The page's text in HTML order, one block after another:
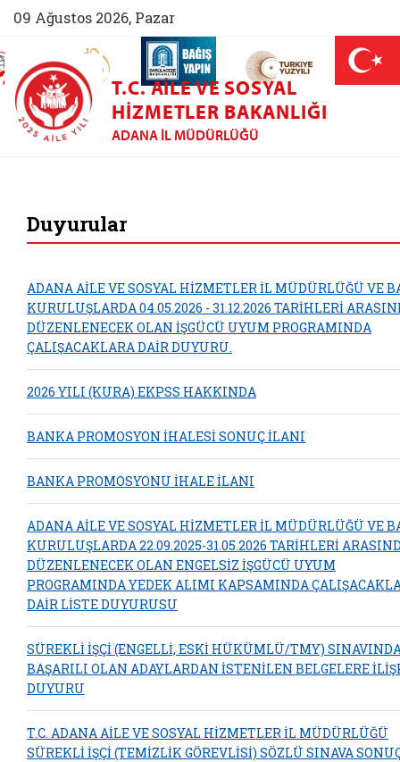
09 Ağustos 2026, Pazar
(yeni sekmede açılır)
AİLEM İletişim Merkezi (yeni sekmede açılır)
Aile ve Nüfus On Yılı (yeni sekmede açılır)
Darülaceze bağış sayfası (yeni
T.C. AILE VE SOSYAL
HIZMETLER BAKANLIĞI
ADANA İL MÜDÜRLÜĞÜ
Duyurular
ADANA AİLE VE SOSYAL HİZMETLER İL MÜDÜRLÜĞÜ VE
KURULUŞLARDA 04.05.2026 - 31.12.2026 TARİHLERİ
DÜZENLENECEK OLAN İŞGÜCÜ UYUM PROGRAMINDA
ÇALIŞACAKLARA DAİR DUYURU.
2026 YILI (KURA) EKPSS HAKKINDA
BANKA PROMOSYON İHALESİ SONUÇ İLANI
BANKA PROMOSYONU İHALE İLANI
ADANA AİLE VE SOSYAL HİZMETLER İL MÜDÜRLÜĞÜ VE
KURULUŞLARDA 22.09.2025-31.05.2026 TARİHLERİ
DÜZENLENECEK OLAN ENGELSİZ İŞGÜCÜ UYUM
PROGRAMINDA YEDEK ALIMI KAPSAMINDA
DAİR LİSTE DUYURUSU
SÜREKLİ İŞÇİ (ENGELLİ, ESKİ HÜKÜMLÜ/TMY)
BAŞARILI OLAN ADAYLARDAN İSTENİLEN BELGELERE
DUYURU
T.C. ADANA AİLE VE SOSYAL HİZMETLER İL MÜDÜRLÜĞÜ
SÜREKLİ İŞÇİ (TEMİZLİK GÖREVLİSİ) SÖZLÜ SINAVA